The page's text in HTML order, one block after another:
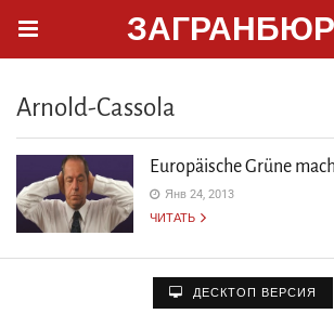
Arnold-Cassola
Europäische Grüne
Янв 24, 2013
ЧИТАТЬ
ДЕСКТОП ВЕРСИЯ